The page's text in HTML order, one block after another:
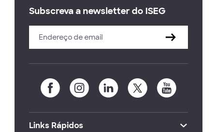
Subscreva a newsletter do ISEG
Links Rápidos